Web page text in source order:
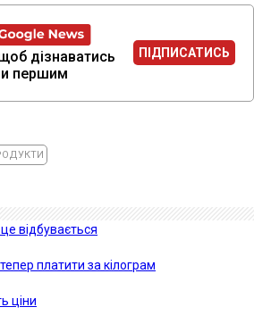
дізнаватись
першим
ПІДПИСАТИСЬ
відбувається
тепер платити за кілограм
ціни